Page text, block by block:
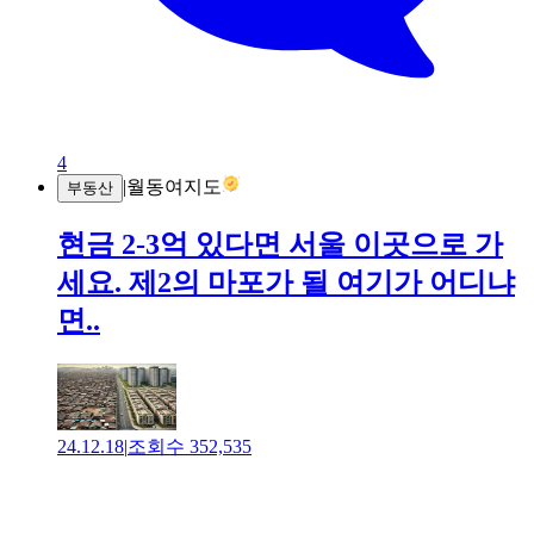
4
부동산 |월동여지도
현금 2-3억 있다면 서울 이곳으로 가
세요. 제2의 마포가 될 여기가 어디냐
면..
24.12.18|조회수 352,535